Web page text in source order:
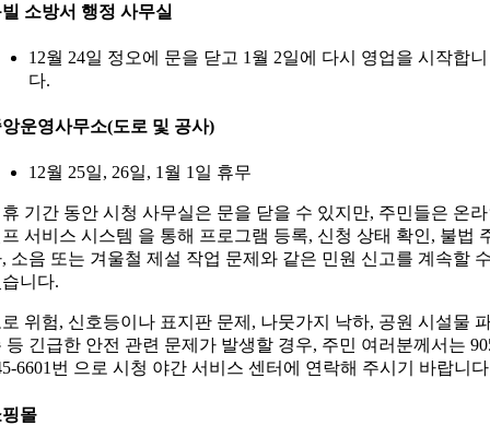
소방서 행정 사무실
12월 24일 정오에 문을 닫고 1월 2일에 다시 영업을 시작합니
다.
운영사무소(도로 및 공사)
12월 25일, 26일, 1월 1일 휴무
기간 동안 시청 사무실은 문을 닫을 수 있지만, 주민들은 온
서비스 시스템 을 통해 프로그램 등록, 신청 상태 확인, 불법
소음 또는 겨울철 제설 작업 문제와 같은 민원 신고를 계속할
니다.
위험, 신호등이나 표지판 문제, 나뭇가지 낙하, 공원 시설물
등 긴급한 안전 관련 문제가 발생할 경우, 주민 여러분께서는
6601번 으로 시청 야간 서비스 센터에 연락해 주시기 바랍니
몰